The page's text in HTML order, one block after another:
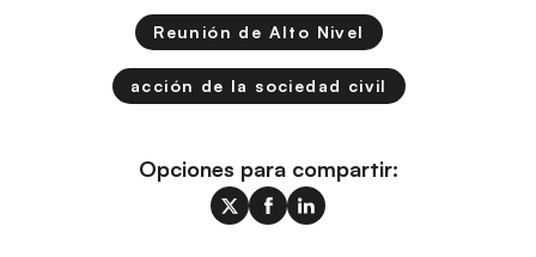
Reunión de Alto Nivel
acción de la sociedad civil
Opciones para compartir: